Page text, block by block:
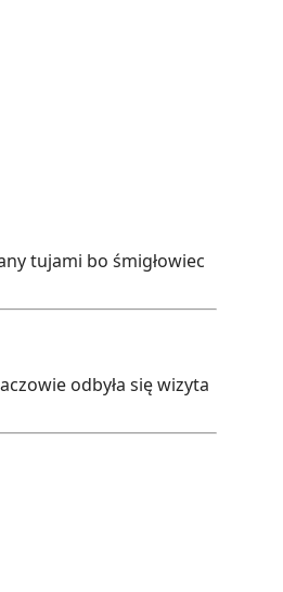
tujami bo śmigłowiec
odbyła się wizyta